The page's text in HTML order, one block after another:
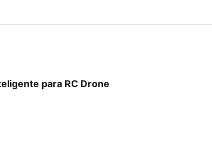
para RC Drone